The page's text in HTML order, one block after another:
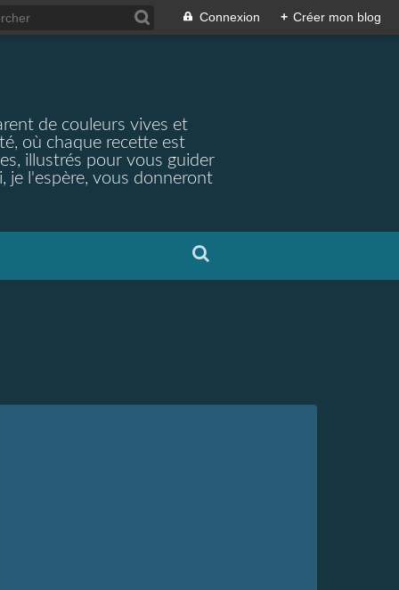
Connexion + Créer mon blog
de couleurs vives et
où chaque recette est
illustrés pour vous guider
je l'espère, vous donneront